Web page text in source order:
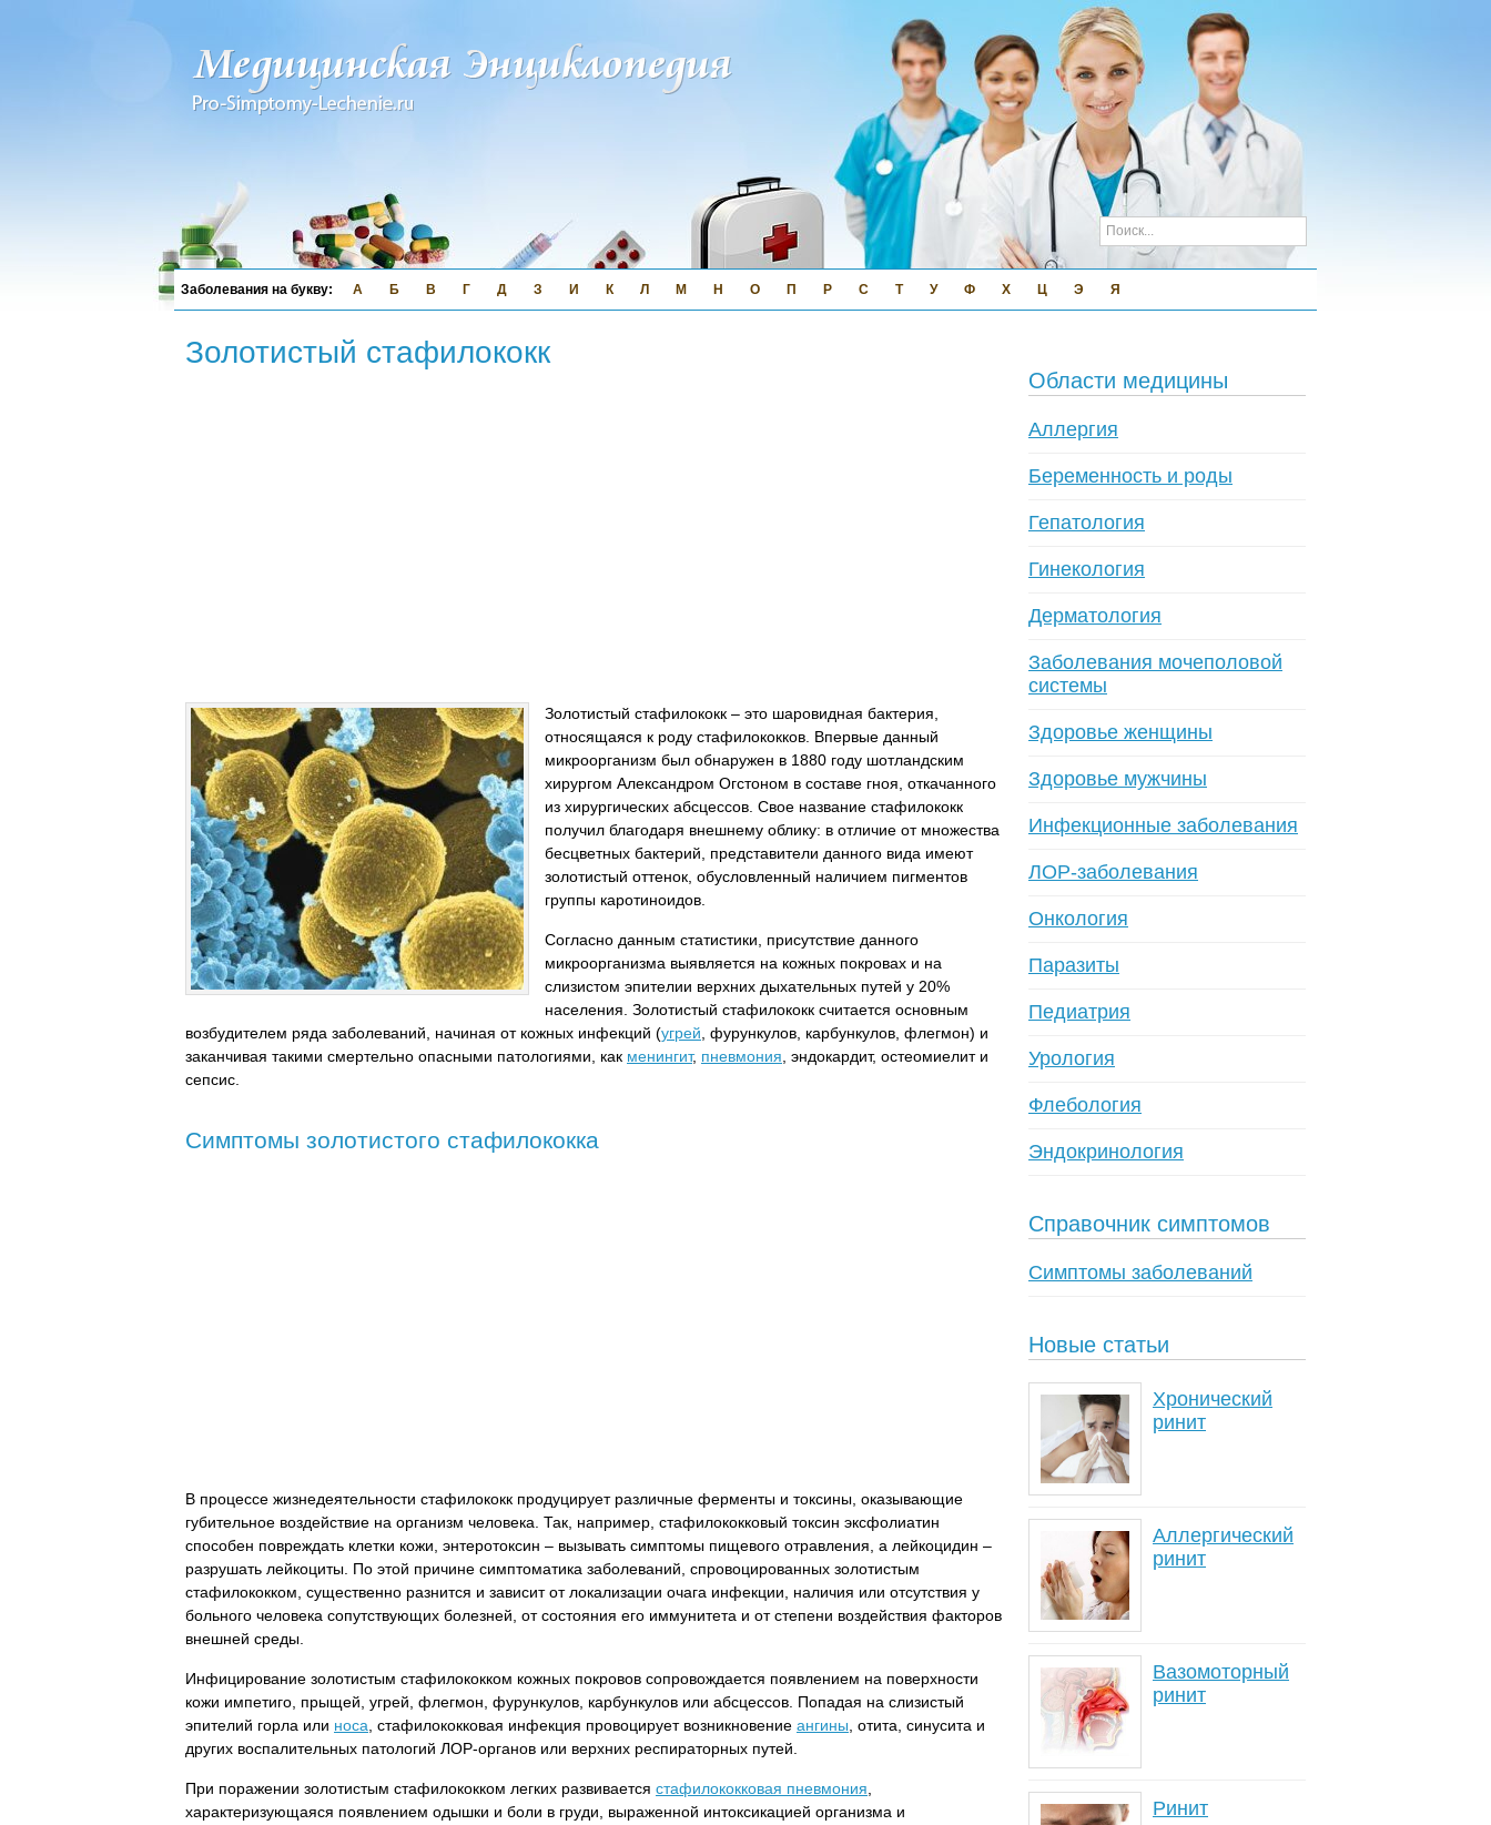
А Б В Г Д З И К Л М Н О П Р С Т У Ф Х Ц Э Я
Золотистый стафилококк
Золотистый стафилококк – это шаровидная бактерия,
относящаяся к роду стафилококков. Впервые данный
микроорганизм был обнаружен в 1880 году шотландским
хирургом Александром Огстоном в составе гноя, откачанного
из хирургических абсцессов. Свое название стафилококк
получил благодаря внешнему облику: в отличие от множества
бесцветных бактерий, представители данного вида имеют
золотистый оттенок, обусловленный наличием пигментов
группы каротиноидов.
Согласно данным статистики, присутствие данного
микроорганизма выявляется на кожных покровах и на
слизистом эпителии верхних дыхательных путей у 20%
населения. Золотистый стафилококк считается основным
возбудителем ряда заболеваний, начиная от кожных инфекций (угрей , фурункулов, карбункулов, флегмон) и
заканчивая такими смертельно опасными патологиями, как менингит, пневмония , эндокардит, остеомиелит и
сепсис.
Симптомы золотистого стафилококка
В процессе жизнедеятельности стафилококк продуцирует различные ферменты и токсины, оказывающие
губительное воздействие на организм человека. Так, например, стафилококковый токсин эксфолиатин
способен повреждать клетки кожи, энтеротоксин – вызывать симптомы пищевого отравления, а лейкоцидин –
разрушать лейкоциты. По этой причине симптоматика заболеваний, спровоцированных золотистым
стафилококком, существенно разнится и зависит от локализации очага инфекции, наличия или отсутствия у
больного человека сопутствующих болезней, от состояния его иммунитета и от степени воздействия факторов
внешней среды.
Инфицирование золотистым стафилококком кожных покровов сопровождается появлением на поверхности
кожи импетиго, прыщей, угрей, флегмон, фурункулов, карбункулов или абсцессов. Попадая на слизистый
эпителий горла или носа , стафилококковая инфекция провоцирует возникновение ангины , отита, синусита и
других воспалительных патологий ЛОР-органов или верхних респираторных путей.
При поражении золотистым стафилококком легких развивается стафилококковая пневмония
характеризующаяся появлением одышки и боли в груди, выраженной интоксикацией организма и
Области медицины
Аллергия
Беременность и роды
Гепатология
Гинекология
Дерматология
Заболевания мочеполовой
системы
Здоровье женщины
Здоровье мужчины
Инфекционные заболевания
ЛОР-заболевания
Онкология
Паразиты
Педиатрия
Урология
Флебология
Эндокринология
Справочник симптомов
Симптомы заболеваний
Новые статьи
Хронический
ринит
Аллергический
ринит
Вазомоторный
ринит
Ринит